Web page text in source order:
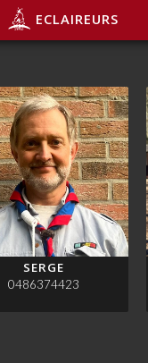
ECLAIREURS
SERGE
0486374423